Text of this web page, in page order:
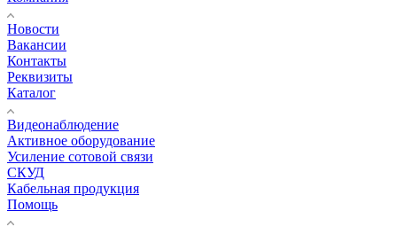
Новости
Вакансии
Контакты
Реквизиты
Каталог
Видеонаблюдение
Активное оборудование
Усиление сотовой связи
СКУД
Кабельная продукция
Помощь